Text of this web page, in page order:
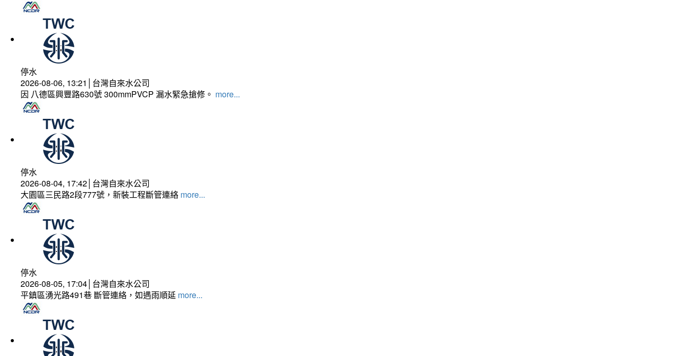
停水
2026-08-06, 13:21│台灣自來水公司
因 八德區興豐路630號 300mmPVCP 漏水緊急搶修。 more...
停水
2026-08-04, 17:42│台灣自來水公司
大園區三民路2段777號，新裝工程斷管連絡 more...
停水
2026-08-05, 17:04│台灣自來水公司
平鎮區湧光路491巷 斷管連絡，如遇雨順延 more...